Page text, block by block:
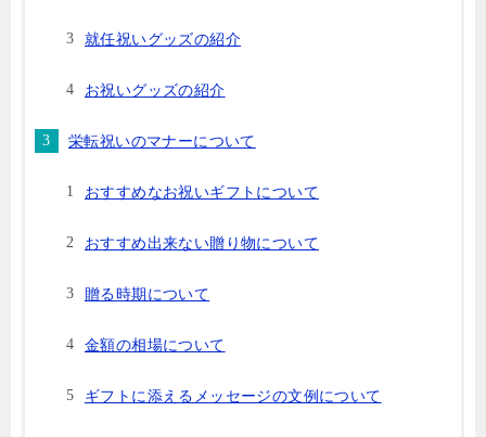
就任祝いグッズの紹介
お祝いグッズの紹介
栄転祝いのマナーについて
おすすめなお祝いギフトについて
おすすめ出来ない贈り物について
贈る時期について
金額の相場について
ギフトに添えるメッセージの文例について